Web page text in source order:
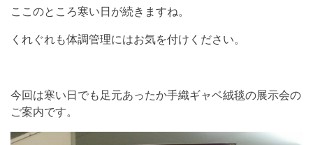
ここのところ寒い日が続きますね。
くれぐれも体調管理にはお気を付けください。
今回は寒い日でも足元あったか手織ギャベ絨毯の展示会の
ご案内です。